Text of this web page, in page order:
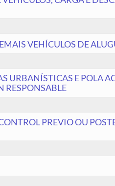
VEHÍCULOS DE
URBANÍSTICAS E POLA
RESPONSABLE
PREVIO OU